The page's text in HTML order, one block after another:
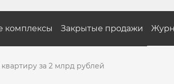
комплексы Закрытые продажи
за 2 млрд рублей